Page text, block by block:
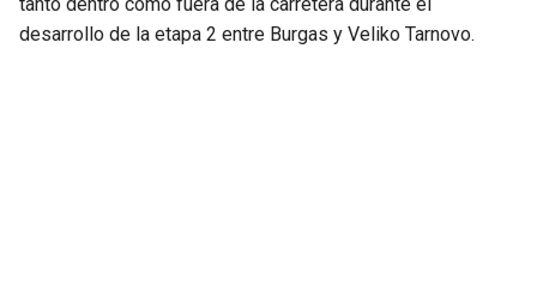
desarrollo de la etapa 2 entre Burgas y Veliko Tarnovo.